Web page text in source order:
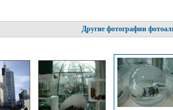
Другие фотографии